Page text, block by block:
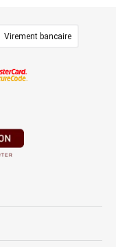
Virement bancaire